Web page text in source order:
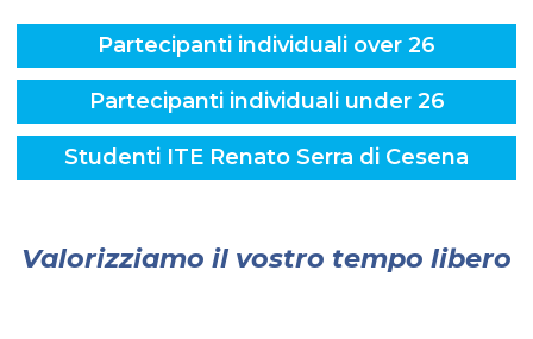
Partecipanti individuali over 26
Partecipanti individuali under 26
Studenti ITE Renato Serra di Cesena
Valorizziamo il vostro tempo libero